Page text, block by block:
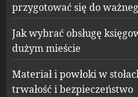
przygotować się do
Jak wybrać obsługę
dużym mieście
Materiał i powłoki w
trwałość i bezpieczeństwo